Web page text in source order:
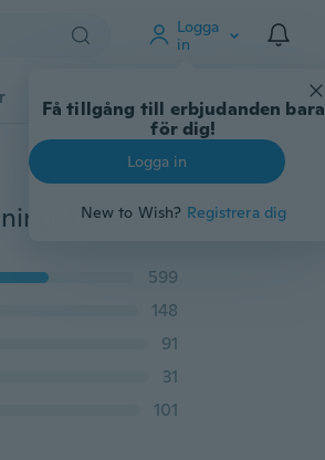
Logga
in
Få tillgång till erbjudanden bara
för dig!
Logga in
New to Wish? Registrera dig
Djurtillbehör Teknikprylar Mer
9 färger Streamer Data Flödande LED-ljus Snabbladdningskabel lämplig för IPhone Android Type-C-adapter
599
148
91
31
101